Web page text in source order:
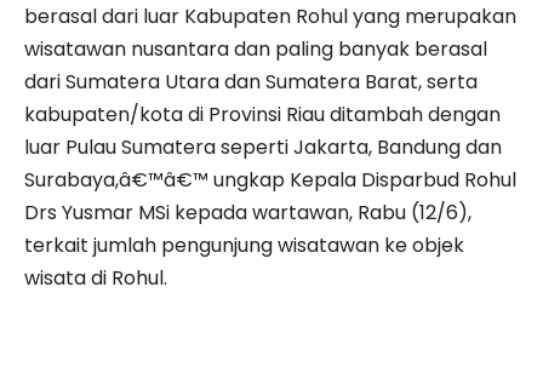
berasal dari luar Kabupaten Rohul yang merupakan
wisatawan nusantara dan paling banyak berasal
dari Sumatera Utara dan Sumatera Barat, serta
kabupaten/kota di Provinsi Riau ditambah dengan
luar Pulau Sumatera seperti Jakarta, Bandung dan
Surabaya,â€™â€™ ungkap Kepala Disparbud Rohul
Drs Yusmar MSi kepada wartawan, Rabu (12/6),
terkait jumlah pengunjung wisatawan ke objek
wisata di Rohul.